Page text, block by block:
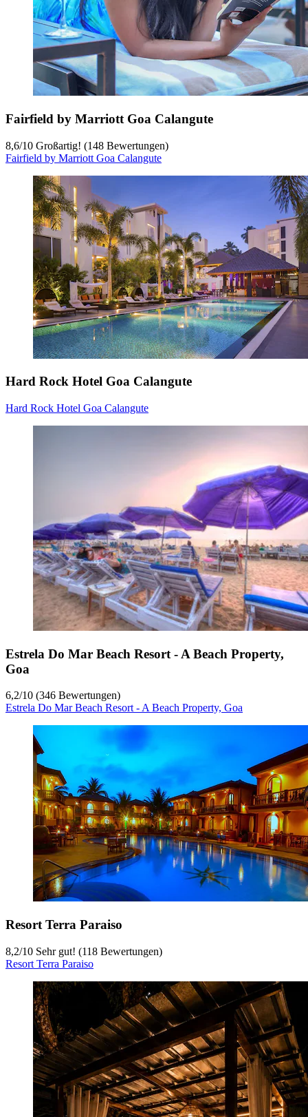
Fairfield by Marriott Goa Calangute
8,6/10 Großartig! (148 Bewertungen)
Fairfield by Marriott Goa Calangute
Hard Rock Hotel Goa Calangute
Hard Rock Hotel Goa Calangute
Estrela Do Mar Beach Resort - A Beach Property,
Goa
6,2/10 (346 Bewertungen)
Estrela Do Mar Beach Resort - A Beach Property, Goa
Resort Terra Paraiso
8,2/10 Sehr gut! (118 Bewertungen)
Resort Terra Paraiso